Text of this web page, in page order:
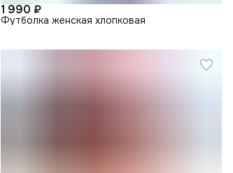
1 990 ₽
Футболка женская хлопковая